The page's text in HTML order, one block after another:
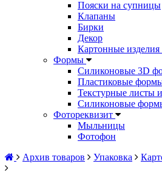
Пояски на супницы
Клапаны
Бирки
Декор
Картонные изделия
Формы
Силиконовые 3D
Пластиковые
Текстурные листы
Силиконовые
Фотореквизит
Мыльницы
Фотофон
Архив товаров
Упаковка